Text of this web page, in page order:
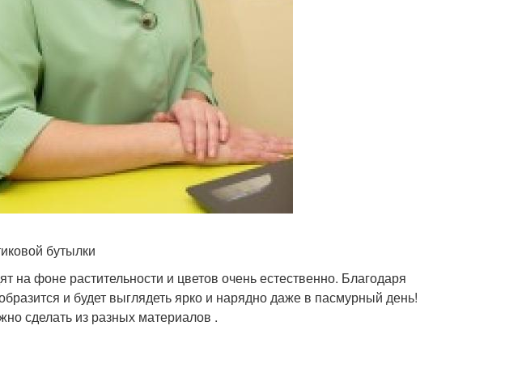
бутылки
на фоне растительности и цветов очень естественно. Благодаря
и будет выглядеть ярко и нарядно даже в пасмурный день!
сделать из разных материалов .